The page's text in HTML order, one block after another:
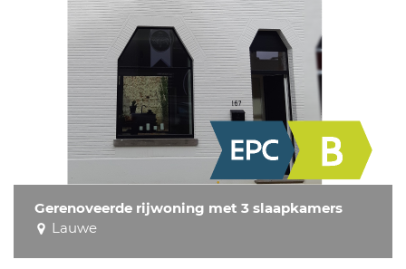
Gerenoveerde rijwoning met 3 slaapkamers
Lauwe